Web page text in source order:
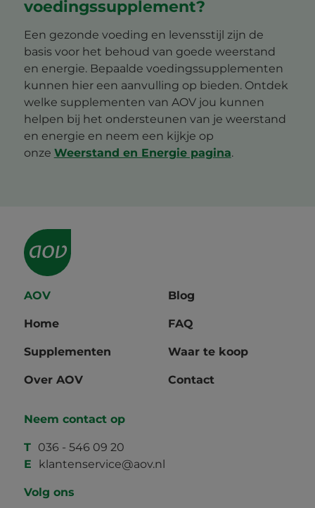
voedingssupplement?
Een gezonde voeding en levensstijl zijn de
basis voor het behoud van goede weerstand
en energie. Bepaalde voedingssupplementen
kunnen hier een aanvulling op bieden. Ontdek
welke supplementen van AOV jou kunnen
helpen bij het ondersteunen van je weerstand
en energie en neem een kijkje op
onze Weerstand en Energie pagina.
AOV
Home
Supplementen
Over AOV
Blog
FAQ
Waar te koop
Contact
Neem contact op
T 036 - 546 09 20
E
klantenservice@aov.nl
Volg ons